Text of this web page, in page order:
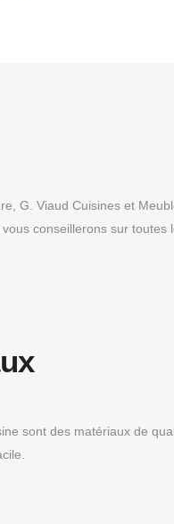
G. Viaud Cuisines et
conseillerons sur toutes
sont des matériaux de